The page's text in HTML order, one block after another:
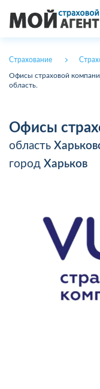
Страхование
Офисы страховой
область.
Офисы
область
город Харьков